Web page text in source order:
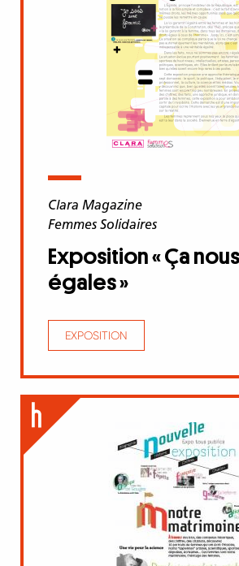
Clara Magazine
Femmes Solidaires
Exposition « Ça
égales »
EXPOSITION